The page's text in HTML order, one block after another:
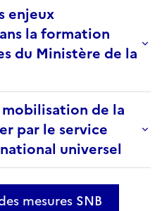
la formation
du Ministère de la
de la
par le service
universel
mesures SNB